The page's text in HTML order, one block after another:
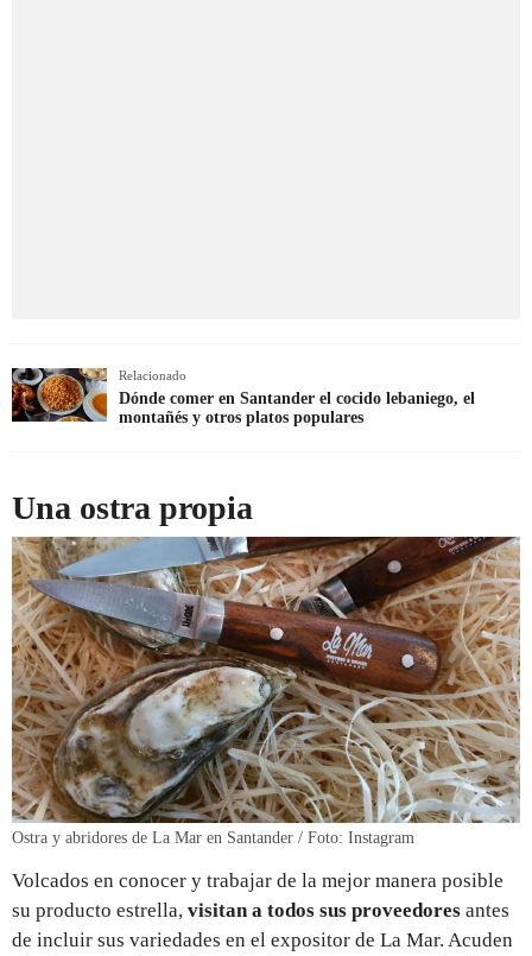
Relacionado
Dónde comer en Santander el cocido lebaniego, el
montañés y otros platos populares
Una ostra propia
Ostra y abridores de La Mar en Santander / Foto: Instagram
Volcados en conocer y trabajar de la mejor manera posible
su producto estrella, visitan a todos sus proveedores antes
de incluir sus variedades en el expositor de La Mar. Acuden